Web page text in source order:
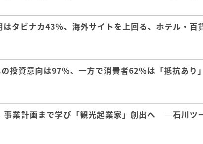
タビナカ43％、海外サイトを上回る、ホテル・百
投資意向は97％、一方で消費者62％は「抵抗あ
事業計画まで学び「観光起業家」創出へ ―石川ツ